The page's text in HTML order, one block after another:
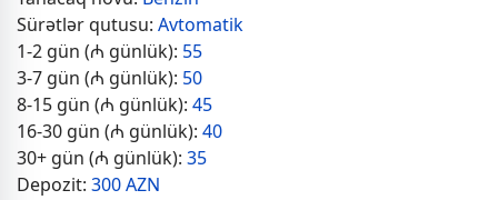
Sürətlər qutusu: Avtomatik
1-2 gün (₼ günlük): 55
3-7 gün (₼ günlük): 50
8-15 gün (₼ günlük): 45
16-30 gün (₼ günlük): 40
30+ gün (₼ günlük): 35
Depozit: 300 AZN